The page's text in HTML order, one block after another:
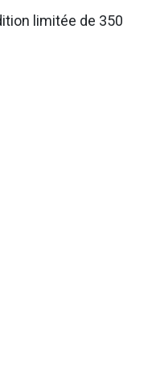
limitée de 350